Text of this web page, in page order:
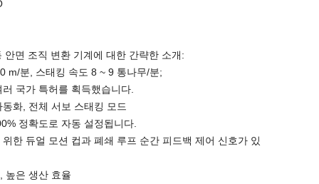
안면 조직 변환 기계에 대한 간략한 소개:
m/분, 스태킹 속도 8 ~ 9 통나무/분;
국가 특허를 획득했습니다.
화, 전체 서보 스태킹 모드
정확도로 자동 설정됩니다.
한 듀얼 모션 컵과 폐쇄 루프 순간 피드백 제어 신호가 있
높은 생산 효율